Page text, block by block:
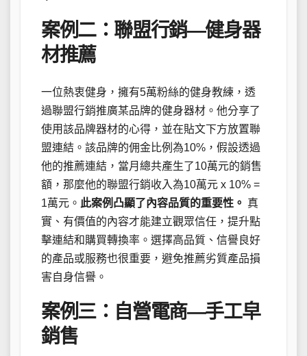
案例二：聯盟行銷—健身器
材推薦
一位熱衷健身，擁有5萬粉絲的健身教練，透
過聯盟行銷推廣某品牌的健身器材。他分享了
使用該品牌器材的心得，並在貼文下方放置聯
盟連結。該品牌的佣金比例為10%，假設透過
他的推薦連結，當月總共產生了10萬元的銷售
額，那麼他的聯盟行銷收入為10萬元 x 10% =
1萬元。 此案例凸顯了內容品質的重要性。 真
實、有價值的內容才能建立觀眾信任，提升點
擊連結和購買轉換率。選擇高品質、信譽良好
的產品或服務也很重要，避免推薦劣質產品損
害自身信譽。
案例三：自營電商—手工皁
銷售